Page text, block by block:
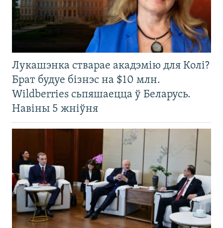
Лукашэнка стварае акадэмію для Колі?
Брат будуе бізнэс на $10 млн.
Wildberries сьпяшаецца ў Беларусь.
Навіны 5 жніўня